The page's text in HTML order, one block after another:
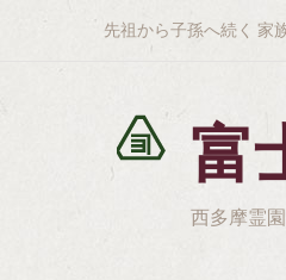
先祖から子孫へ続く 家
富
西多摩霊